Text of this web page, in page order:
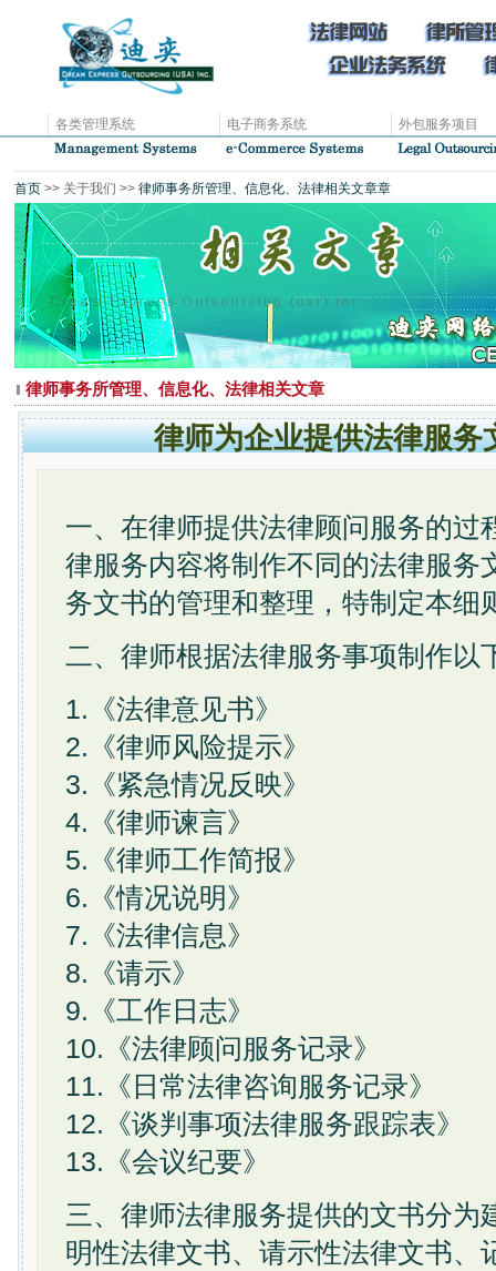
各类管理系统 电子商务系统 外包服务项目
首页 >> 关于我们 >> 律师事务所管理、信息化、法律相关文章章
律师事务所管理、信息化、法律相关文章
律师为企业提供法律服务
一、在律师提供法律顾问服务的过
律服务内容将制作不同的法律服务
务文书的管理和整理，特制定本细
二、律师根据法律服务事项制作以
1.《法律意见书》
2.《律师风险提示》
3.《紧急情况反映》
4.《律师谏言》
5.《律师工作简报》
6.《情况说明》
7.《法律信息》
8.《请示》
9.《工作日志》
10.《法律顾问服务记录》
11.《日常法律咨询服务记录》
12.《谈判事项法律服务跟踪表》
13.《会议纪要》
三、律师法律服务提供的文书分为
明性法律文书、请示性法律文书、